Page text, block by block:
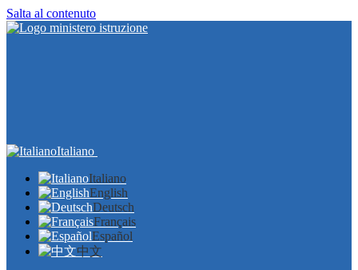
Salta al contenuto
Italiano
Italiano
English
Deutsch
Français
Español
中文